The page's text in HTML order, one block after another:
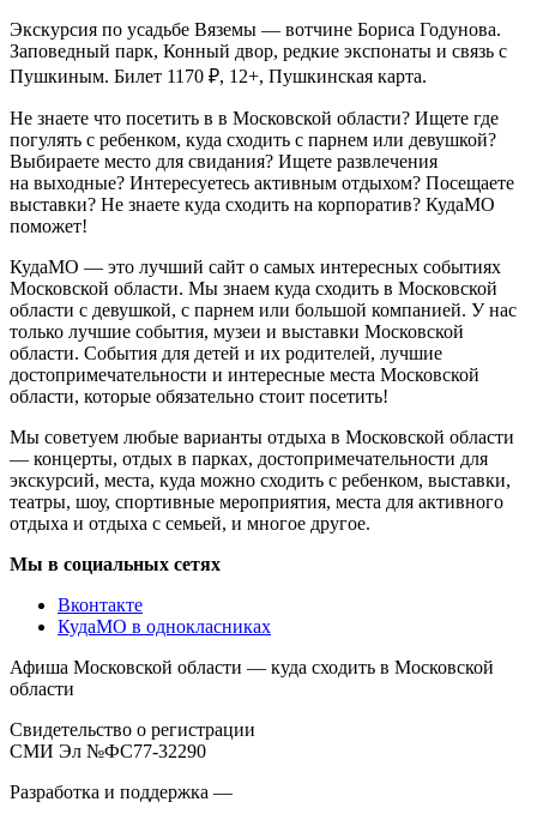
Экскурсия по усадьбе Вяземы — вотчине Бориса Годунова.
Заповедный парк, Конный двор, редкие экспонаты и связь с
Пушкиным. Билет 1170 ₽, 12+, Пушкинская карта.
Не знаете что посетить в в Московской области? Ищете где
погулять с ребенком, куда сходить с парнем или девушкой?
Выбираете место для свидания? Ищете развлечения
на выходные? Интересуетесь активным отдыхом? Посещаете
выставки? Не знаете куда сходить на корпоратив? КудаМО
поможет!
КудаМО — это лучший сайт о самых интересных событиях
Московской области. Мы знаем куда сходить в Московской
области с девушкой, с парнем или большой компанией. У нас
только лучшие события, музеи и выставки Московской
области. События для детей и их родителей, лучшие
достопримечательности и интересные места Московской
области, которые обязательно стоит посетить!
Мы советуем любые варианты отдыха в Московской области
— концерты, отдых в парках, достопримечательности для
экскурсий, места, куда можно сходить с ребенком, выставки,
театры, шоу, спортивные мероприятия, места для активного
отдыха и отдыха с семьей, и многое другое.
Мы в социальных сетях
Вконтакте
КудаМО в однокласниках
Афиша Московской области — куда сходить в Московской
области
Свидетельство о регистрации
СМИ Эл №ФС77-32290
Разработка и поддержка —